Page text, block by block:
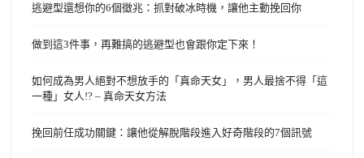
逃避型還想你的6個徵兆：抓對破冰時機，讓他主動挽回你
做到這3件事，再難搞的逃避型也會跟你定下來！
如何成為男人絕對不想放手的「真命天女」，男人最捨不得「這
一種」女人!? – 真命天女方法
挽回前任成功關鍵：讓他從解脫階段進入好奇階段的7個訊號